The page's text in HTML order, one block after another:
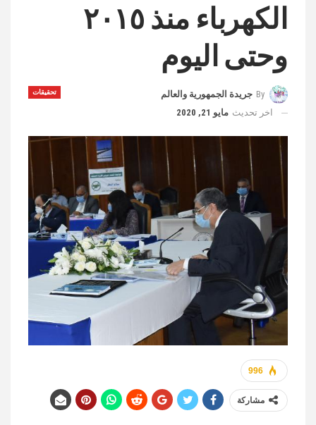
الكهرباء منذ ٢٠١٥
وحتى اليوم
تحقيقات By جريدة الجمهورية والعالم
اخر تحديث مايو 21, 2020
996
مشاركة